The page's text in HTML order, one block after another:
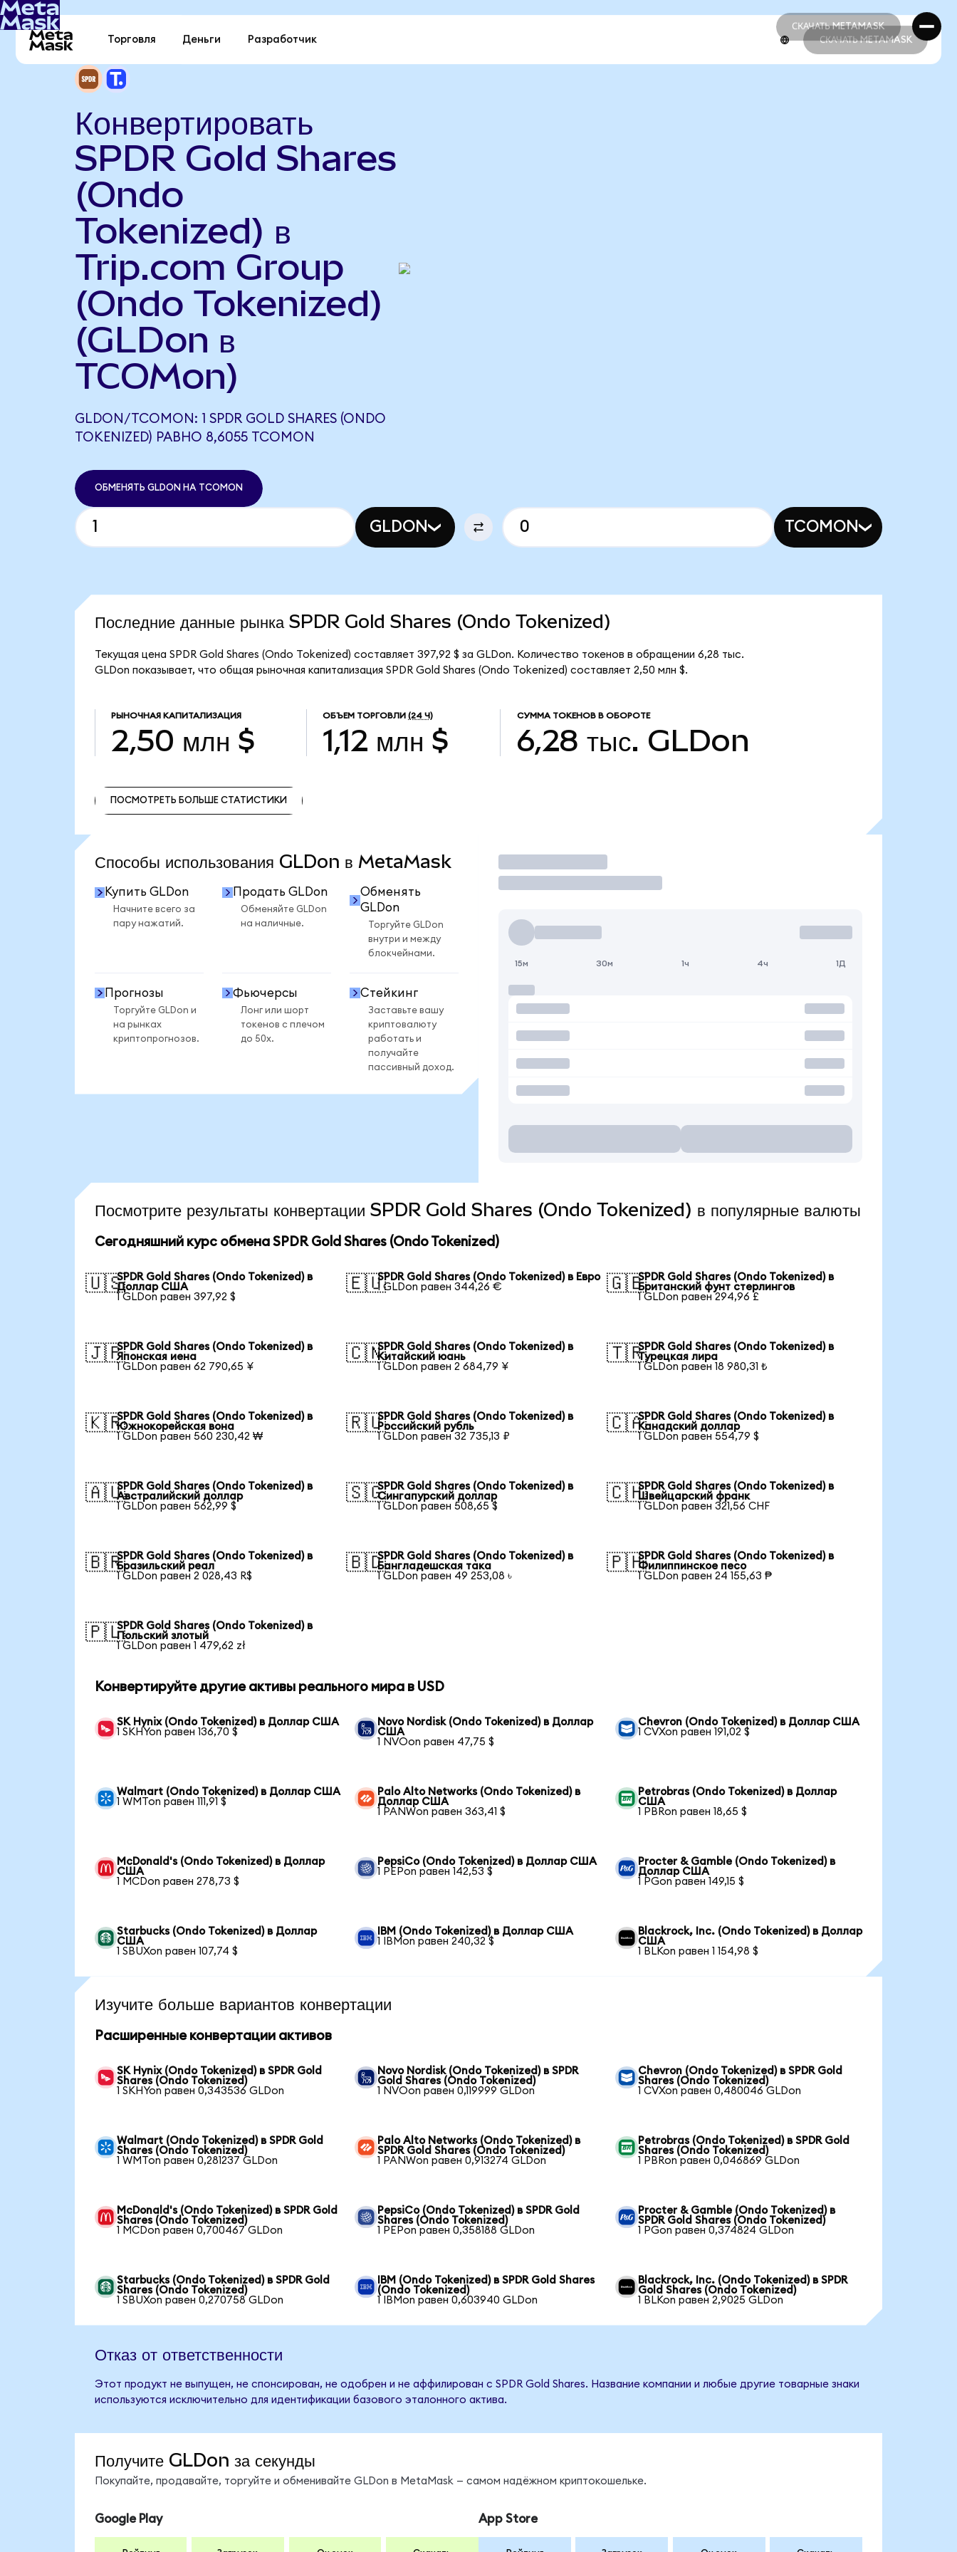
СКАЧАТЬ METAMASK
СКАЧАТЬ METAMASK
Торговля Деньги Разработчик СКАЧАТЬ METAMASK
Конвертировать
SPDR Gold Shares
(Ondo
Tokenized) в
Trip.com Group
(Ondo Tokenized)
(GLDon в
TCOMon)
GLDON/TCOMON: 1 SPDR GOLD SHARES (ONDO
TOKENIZED) РАВНО 8,6055 TCOMON
ОБМЕНЯТЬ GLDON НА TCOMON
GLDON TCOMON
Последние данные рынка SPDR Gold Shares (Ondo Tokenized)
Текущая цена SPDR Gold Shares (Ondo Tokenized) составляет 397,92 $ за GLDon. Количество токенов в обращении 6,28 тыс.
GLDon показывает, что общая рыночная капитализация SPDR Gold Shares (Ondo Tokenized) составляет 2,50 млн $.
РЫНОЧНАЯ КАПИТАЛИЗАЦИЯ
2,50 млн $
ОБЪЕМ ТОРГОВЛИ (24 Ч)
1,12 млн $
СУММА ТОКЕНОВ В ОБОРОТЕ
6,28 тыс. GLDon
ПОСМОТРЕТЬ БОЛЬШЕ СТАТИСТИКИ
Способы использования GLDon в MetaMask
Купить GLDon
Начните всего за
пару нажатий.
Продать GLDon
Обменяйте GLDon
на наличные.
Обменять
GLDon
Торгуйте GLDon
внутри и между
блокчейнами.
Прогнозы
Торгуйте GLDon и
на рынках
криптопрогнозов.
Фьючерсы
Лонг или шорт
токенов с плечом
до 50x.
Стейкинг
Заставьте вашу
криптовалюту
работать и
получайте
пассивный доход.
Торговать
15м 30м 1ч 4ч 1Д
Посмотрите результаты конвертации SPDR Gold Shares (Ondo Tokenized) в популярные валюты
Сегодняшний курс обмена SPDR Gold Shares (Ondo Tokenized)
🇺🇸SPDR Gold Shares (Ondo Tokenized) в
Доллар США
1 GLDon равен 397,92 $
🇪🇺SPDR Gold Shares (Ondo Tokenized) в Евро
1 GLDon равен 344,26 €
🇬🇧SPDR Gold Shares (Ondo Tokenized) в
Британский фунт стерлингов
1 GLDon равен 294,96 £
🇯🇵SPDR Gold Shares (Ondo Tokenized) в
Японская иена
1 GLDon равен 62 790,65 ¥
🇨🇳SPDR Gold Shares (Ondo Tokenized) в
Китайский юань
1 GLDon равен 2 684,79 ¥
🇹🇷SPDR Gold Shares (Ondo Tokenized) в
Турецкая лира
1 GLDon равен 18 980,31 ₺
🇰🇷SPDR Gold Shares (Ondo Tokenized) в
Южнокорейская вона
1 GLDon равен 560 230,42 ₩
🇷🇺SPDR Gold Shares (Ondo Tokenized) в
Российский рубль
1 GLDon равен 32 735,13 ₽
🇨🇦SPDR Gold Shares (Ondo Tokenized) в
Канадский доллар
1 GLDon равен 554,79 $
🇦🇺SPDR Gold Shares (Ondo Tokenized) в
Австралийский доллар
1 GLDon равен 562,99 $
🇸🇬SPDR Gold Shares (Ondo Tokenized) в
Сингапурский доллар
1 GLDon равен 508,65 $
🇨🇭SPDR Gold Shares (Ondo Tokenized) в
Швейцарский франк
1 GLDon равен 321,56 CHF
🇧🇷SPDR Gold Shares (Ondo Tokenized) в
Бразильский реал
1 GLDon равен 2 028,43 R$
🇧🇩SPDR Gold Shares (Ondo Tokenized) в
Бангладешская така
1 GLDon равен 49 253,08 ৳
🇵🇭SPDR Gold Shares (Ondo Tokenized) в
Филиппинское песо
1 GLDon равен 24 155,63 ₱
🇵🇱SPDR Gold Shares (Ondo Tokenized) в
Польский злотый
1 GLDon равен 1 479,62 zł
Конвертируйте другие активы реального мира в USD
SK Hynix (Ondo Tokenized) в Доллар США
1 SKHYon равен 136,70 $
Novo Nordisk (Ondo Tokenized) в Доллар
США
1 NVOon равен 47,75 $
Chevron (Ondo Tokenized) в Доллар США
1 CVXon равен 191,02 $
Walmart (Ondo Tokenized) в Доллар США
1 WMTon равен 111,91 $
Palo Alto Networks (Ondo Tokenized) в
Доллар США
1 PANWon равен 363,41 $
Petrobras (Ondo Tokenized) в Доллар
США
1 PBRon равен 18,65 $
McDonald's (Ondo Tokenized) в Доллар
США
1 MCDon равен 278,73 $
PepsiCo (Ondo Tokenized) в Доллар США
1 PEPon равен 142,53 $
Procter & Gamble (Ondo Tokenized) в
Доллар США
1 PGon равен 149,15 $
Starbucks (Ondo Tokenized) в Доллар
США
1 SBUXon равен 107,74 $
IBM (Ondo Tokenized) в Доллар США
1 IBMon равен 240,32 $
Blackrock, Inc. (Ondo Tokenized) в Доллар
США
1 BLKon равен 1 154,98 $
Изучите больше вариантов конвертации
Расширенные конвертации активов
SK Hynix (Ondo Tokenized) в SPDR Gold
Shares (Ondo Tokenized)
1 SKHYon равен 0,343536 GLDon
Novo Nordisk (Ondo Tokenized) в SPDR
Gold Shares (Ondo Tokenized)
1 NVOon равен 0,119999 GLDon
Chevron (Ondo Tokenized) в SPDR Gold
Shares (Ondo Tokenized)
1 CVXon равен 0,480046 GLDon
Walmart (Ondo Tokenized) в SPDR Gold
Shares (Ondo Tokenized)
1 WMTon равен 0,281237 GLDon
Palo Alto Networks (Ondo Tokenized) в
SPDR Gold Shares (Ondo Tokenized)
1 PANWon равен 0,913274 GLDon
Petrobras (Ondo Tokenized) в SPDR Gold
Shares (Ondo Tokenized)
1 PBRon равен 0,046869 GLDon
McDonald's (Ondo Tokenized) в SPDR Gold
Shares (Ondo Tokenized)
1 MCDon равен 0,700467 GLDon
PepsiCo (Ondo Tokenized) в SPDR Gold
Shares (Ondo Tokenized)
1 PEPon равен 0,358188 GLDon
Procter & Gamble (Ondo Tokenized) в
SPDR Gold Shares (Ondo Tokenized)
1 PGon равен 0,374824 GLDon
Starbucks (Ondo Tokenized) в SPDR Gold
Shares (Ondo Tokenized)
1 SBUXon равен 0,270758 GLDon
IBM (Ondo Tokenized) в SPDR Gold Shares
(Ondo Tokenized)
1 IBMon равен 0,603940 GLDon
Blackrock, Inc. (Ondo Tokenized) в SPDR
Gold Shares (Ondo Tokenized)
1 BLKon равен 2,9025 GLDon
Отказ от ответственности
Этот продукт не выпущен, не спонсирован, не одобрен и не аффилирован с SPDR Gold Shares. Название компании и любые другие товарные знаки
используются исключительно для идентификации базового эталонного актива.
Получите GLDon за секунды
Покупайте, продавайте, торгуйте и обменивайте GLDon в MetaMask — самом надёжном криптокошельке.
Google Play App Store